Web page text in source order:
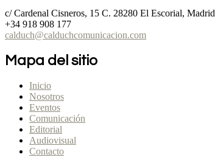
c/ Cardenal Cisneros, 15 C. 28280 El Escorial, Madrid
+34 918 908 177
calduch@calduchcomunicacion.com
Mapa del sitio
Inicio
Nosotros
Eventos
Comunicación
Editorial
Audiovisual
Contacto